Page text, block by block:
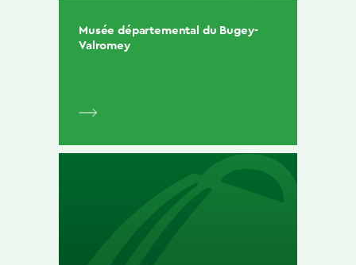
Musée départemental du Bugey-
Valromey